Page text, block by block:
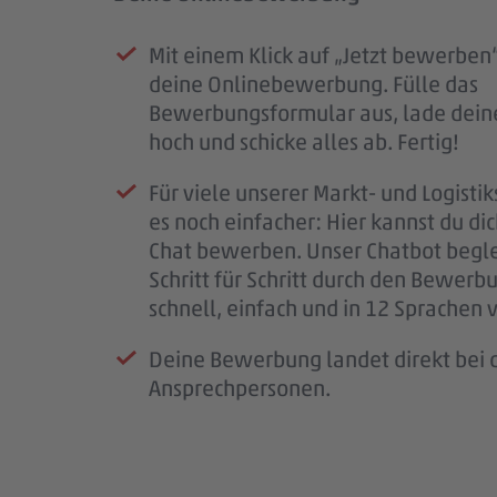
Mit einem Klick auf „Jetzt
deine Onlinebewerbung. Fülle das
Bewerbungsformular aus, lade
hoch und schicke alles ab. Fertig!
Für viele unserer Markt- und
es noch einfacher: Hier kannst du
Chat bewerben. Unser Chatbot
Schritt für Schritt durch den
schnell, einfach und in 12 Sprachen
Deine Bewerbung landet direkt bei
Ansprechpersonen.
Sobald deine Bewerbung bei uns
ist, erhältst du eine
Mail.
melden uns so schnell wie möglich
für deine Geduld – jede Bewerbung
wichtig.
Wenn wir Rückfragen haben,
Deine Bewerbung hat uns
laden wir dich zu einem persönlichen
Kennenlernen ein.
PENNY, deinem möglichen
Team – und wir lernen dich besser
Nach unserem Kennenlernen
eine finale Rückmeldung.
Wenn alles passt, klären wir die
bald im #teampenny willkommen